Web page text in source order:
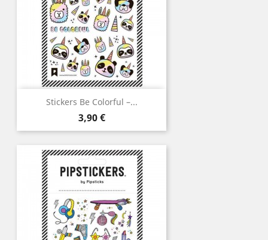
Stickers Be Colorful –...
Prix
3,90 €